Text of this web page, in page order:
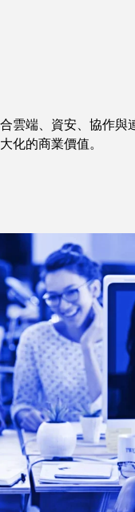
雲端、資安、協作與
化的商業價值。